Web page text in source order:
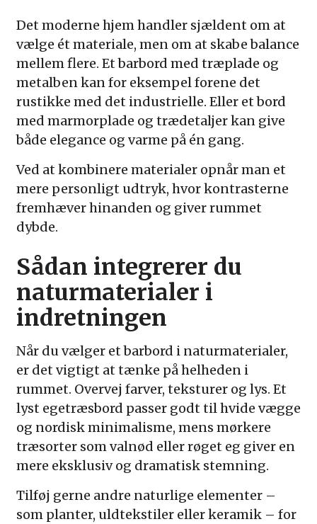
Det moderne hjem handler sjældent om at
vælge ét materiale, men om at skabe balance
mellem flere. Et barbord med træplade og
metalben kan for eksempel forene det
rustikke med det industrielle. Eller et bord
med marmorplade og trædetaljer kan give
både elegance og varme på én gang.
Ved at kombinere materialer opnår man et
mere personligt udtryk, hvor kontrasterne
fremhæver hinanden og giver rummet
dybde.
Sådan integrerer du
naturmaterialer i
indretningen
Når du vælger et barbord i naturmaterialer,
er det vigtigt at tænke på helheden i
rummet. Overvej farver, teksturer og lys. Et
lyst egetræsbord passer godt til hvide vægge
og nordisk minimalisme, mens mørkere
træsorter som valnød eller røget eg giver en
mere eksklusiv og dramatisk stemning.
Tilføj gerne andre naturlige elementer –
som planter, uldtekstiler eller keramik – for